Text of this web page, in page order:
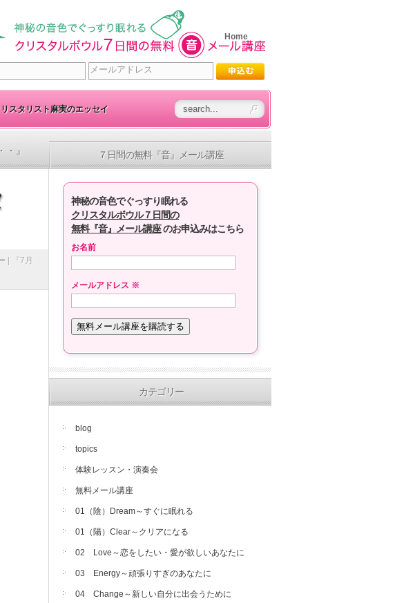
Home
スタリスト麻実のエッセイ
』
『7月
７日間の無料『音』メール講座
神秘の音色でぐっすり眠れる
クリスタルボウル７日間の
無料『音』メール講座のお申込みはこちら
お名前
メールアドレス ※
カテゴリー
blog
topics
体験レッスン・演奏会
無料メール講座
01（陰）Dream～すぐに眠れる
01（陽）Clear～クリアになる
02 Love～恋をしたい・愛が欲しいあなたに
03 Energy～頑張りすぎのあなたに
04 Change～新しい自分に出会うために